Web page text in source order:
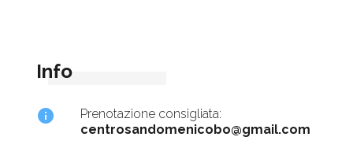
Info
info
Prenotazione consigliata:
centrosandomenicobo@gmail.com